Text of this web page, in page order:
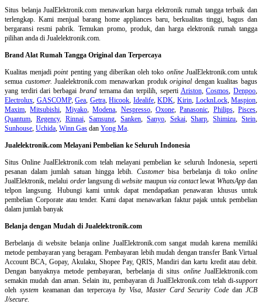
Situs belanjaJualElektronik.com menawarkan harga elektronik rumah tangga terbaik dan
terlengkap. Kami menjual barang home appliances baru, berkualitas tinggi, bagus dan
bergaransi resmi pabrik. Temukan promo, produk, dan harga elektronik rumah tangga
pilihan anda di Jualelektronik.com.
Brand Alat Rumah Tangga Original dan Terpercaya
Kualitas menjadipointpenting yang diberikan oleh toko onlineJualElektronik.com untuk
semua customer. Jualelektronik.com menawarkan produkoriginal dengan kualitas bagus
yang terdiri dari berbagai brandternama dan terpilih, seperti Ariston,Cosmos,Denpoo,
Electrolux, GASCOMP,Gea, Getra,Hicook, Idealife,KDK, Kirin, LocknLock,Maspion,
Maxim,Mitsubishi, Miyako,Modena, Nespresso, Oxone,Panasonic, Philips, Pisces,
Quantum, Regency, Rinnai,Samsung,Sanken, Sanyo, Sekai,Sharp,Shimizu,Stein,
Sunhouse, Uchida, Winn Gas dan Yong Ma.
Jualelektronik.com Melayani Pembelian ke Seluruh Indonesia
Situs Online JualElektronik.com telah melayani pembelian ke seluruh Indonesia, seperti
pesanan dalam jumlah satuan hingga lebih. Customerbisa berbelanja di tokoonline
JualElektronik, melalui orderlangsung diwebsite maupun via contactlewat WhatsAppdan
telpon langsung. Hubungi kami untuk dapat mendapatkan penawaran khusus untuk
pembelian Corporate atau tender. Kami dapat menawarkan faktur pajak untuk pembelian
dalam jumlah banyak
Belanja dengan Mudah di Jualelektronik.com
Berbelanja diwebsite belanja online JualElektronik.com sangat mudah karena memiliki
metode pembayaran yang beragam. Pembayaran lebih mudah dengan transfer Bank Virtual
Account BCA, Gopay, Akulaku, Shopee Pay, QRIS, Mandiri dan kartu kredit atau debit.
Dengan banyaknya metode pembayaran, berbelanja di situs onlineJualElektronik.com
semakin mudah dan aman. Selain itu, pembayaran di JualElektronik.com telah di-support
olehsystem keamanan dan terpercayaby Visa, Master Card Security Codedan JCB
J/secure.